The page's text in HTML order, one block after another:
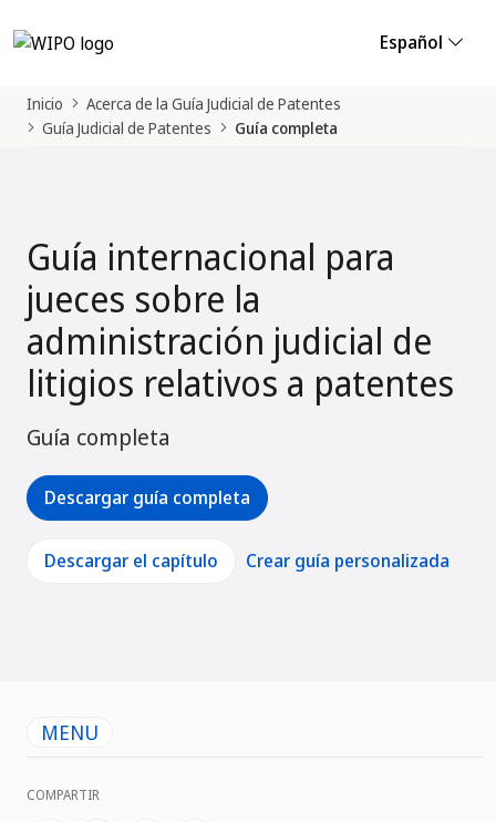
Español
Inicio
Acerca de la Guía Judicial de Patentes
Guía Judicial de Patentes
Guía completa
Guía internacional para
jueces sobre la
administración judicial de
litigios relativos a patentes
Guía completa
Descargar guía completa
Descargar el capítulo Crear guía personalizada
MENU
COMPARTIR